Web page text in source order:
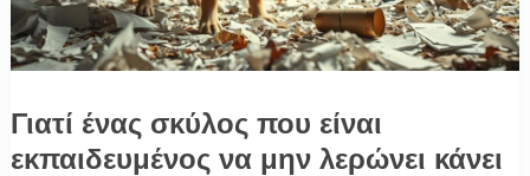
Γιατί ένας σκύλος που είναι
εκπαιδευμένος να μην λερώνει κάνει